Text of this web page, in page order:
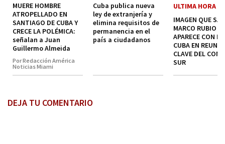
MUERE HOMBRE
ATROPELLADO EN
SANTIAGO DE CUBA Y
CRECE LA POLÉMICA:
señalan a Juan
Guillermo Almeida
Por Redacción América
Noticias Miami
Cuba publica nueva
ley de extranjería y
elimina requisitos de
permanencia en el
país a ciudadanos
ULTIMA HORA
IMAGEN QUE
MARCO RUBIO
APARECE CON
CUBA EN
CLAVE DEL
SUR
DEJA TU COMENTARIO